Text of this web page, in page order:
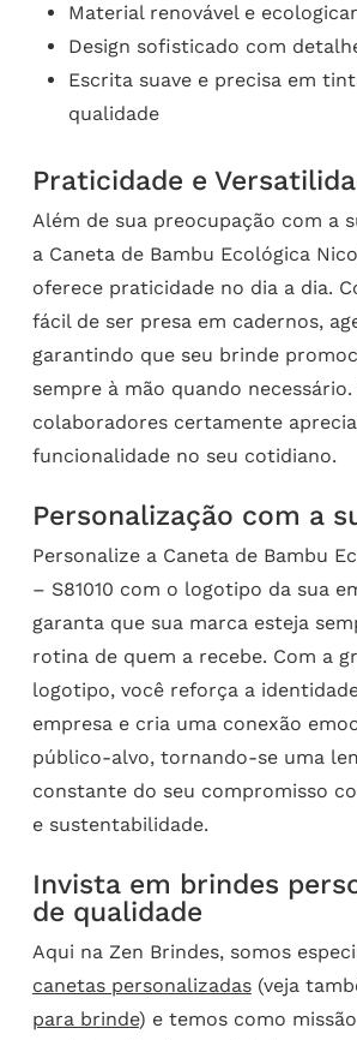
Material renovável e
Design sofisticado com
Escrita suave e precisa em
qualidade
Praticidade e
Além de sua preocupação com a
a Caneta de Bambu Ecológica
oferece praticidade no dia a dia.
fácil de ser presa em cadernos,
garantindo que seu brinde
sempre à mão quando
colaboradores certamente
funcionalidade no seu cotidiano.
Personalização com a
Personalize a Caneta de Bambu
– S81010 com o logotipo da sua
garanta que sua marca esteja
rotina de quem a recebe. Com a
logotipo, você reforça a
empresa e cria uma conexão
público-alvo, tornando-se uma
constante do seu compromisso
e sustentabilidade.
Invista em brindes
de qualidade
Aqui na Zen Brindes, somos
canetas personalizadas(veja
para brinde) e temos como